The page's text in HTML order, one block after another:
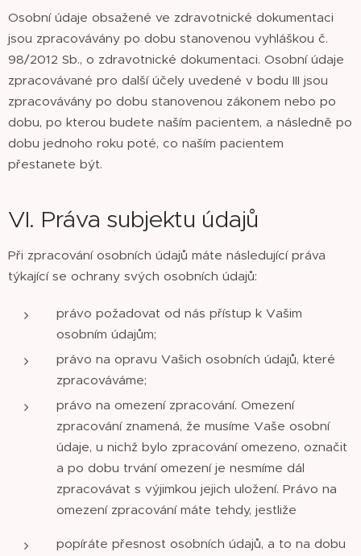
Osobní údaje obsažené ve zdravotnické dokumentaci
jsou zpracovávány po dobu stanovenou vyhláškou č.
98/2012 Sb., o zdravotnické dokumentaci. Osobní údaje
zpracovávané pro další účely uvedené v bodu III jsou
zpracovávány po dobu stanovenou zákonem nebo po
dobu, po kterou budete naším pacientem, a následně po
dobu jednoho roku poté, co naším pacientem
přestanete být.
VI. Práva subjektu údajů
Při zpracování osobních údajů máte následující práva
týkající se ochrany svých osobních údajů:
právo požadovat od nás přístup k Vašim
osobním údajům;
právo na opravu Vašich osobních údajů, které
zpracováváme;
právo na omezení zpracování. Omezení
zpracování znamená, že musíme Vaše osobní
údaje, u nichž bylo zpracování omezeno, označit
a po dobu trvání omezení je nesmíme dál
zpracovávat s výjimkou jejich uložení. Právo na
omezení zpracování máte tehdy, jestliže
popíráte přesnost osobních údajů, a to na dobu